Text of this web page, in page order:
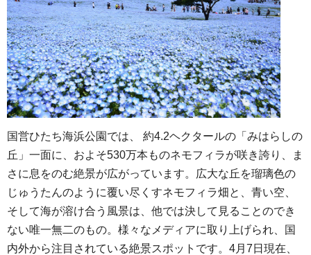
国営ひたち海浜公園では、 約4.2ヘクタールの「みはらしの
丘」一面に、およそ530万本ものネモフィラが咲き誇り、ま
さに息をのむ絶景が広がっています。広大な丘を瑠璃色の
じゅうたんのように覆い尽くすネモフィラ畑と、青い空、
そして海が溶け合う風景は、他では決して見ることのでき
ない唯一無二のもの。様々なメディアに取り上げられ、国
内外から注目されている絶景スポットです。4月7日現在、